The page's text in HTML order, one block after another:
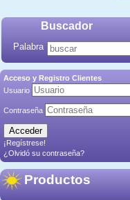
Buscador
Palabra
Acceso y Registro Clientes
Usuario
Contraseña
¡Regístrese!
¿Olvidó su contraseña?
Productos